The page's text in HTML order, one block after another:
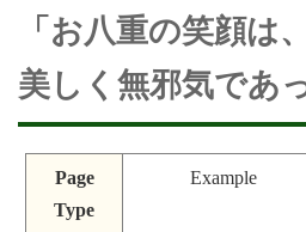
「お八重の笑顔は
美しく無邪気であ
Page
Type
Example